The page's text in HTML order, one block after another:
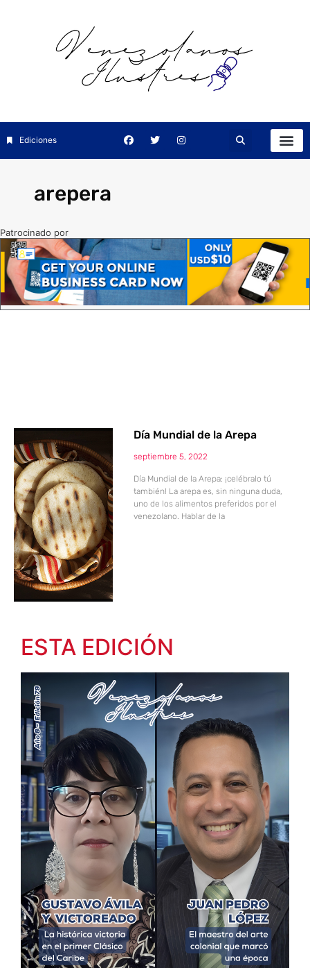
Ediciones
arepera
Patrocinado por
Día Mundial de la Arepa
septiembre 5, 2022
Día Mundial de la Arepa: ¡celébralo tú
también! La arepa es, sin ninguna duda,
uno de los alimentos preferidos por el
venezolano. Hablar de la
ESTA EDICIÓN